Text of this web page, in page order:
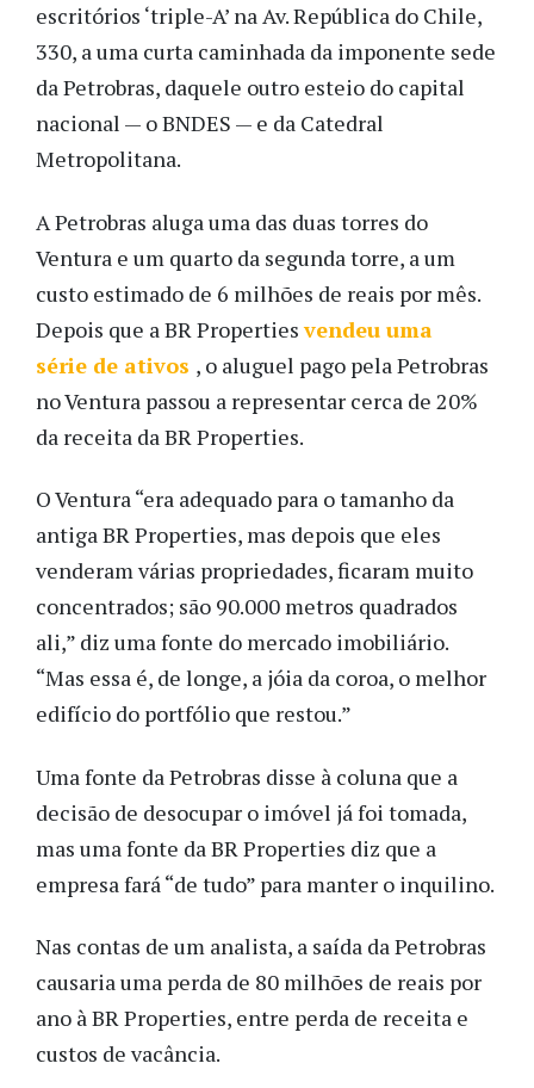
escritórios ‘triple-A’ na Av. República do Chile,
330, a uma curta caminhada da imponente sede
da Petrobras, daquele outro esteio do capital
nacional — o BNDES — e da Catedral
Metropolitana.
A Petrobras aluga uma das duas torres do
Ventura e um quarto da segunda torre, a um
custo estimado de 6 milhões de reais por mês.
Depois que a BR Propertiesvendeu uma
série de ativos , o aluguel pago pela Petrobras
no Ventura passou a representar cerca de 20%
da receita da BR Properties.
O Ventura “era adequado para o tamanho da
antiga BR Properties, mas depois que eles
venderam várias propriedades, ficaram muito
concentrados; são 90.000 metros quadrados
ali,” diz uma fonte do mercado imobiliário.
“Mas essa é, de longe, a jóia da coroa, o melhor
edifício do portfólio que restou.”
Uma fonte da Petrobras disse à coluna que a
decisão de desocupar o imóvel já foi tomada,
mas uma fonte da BR Properties diz que a
empresa fará “de tudo” para manter o inquilino.
Nas contas de um analista, a saída da Petrobras
causaria uma perda de 80 milhões de reais por
ano à BR Properties, entre perda de receita e
custos de vacância.